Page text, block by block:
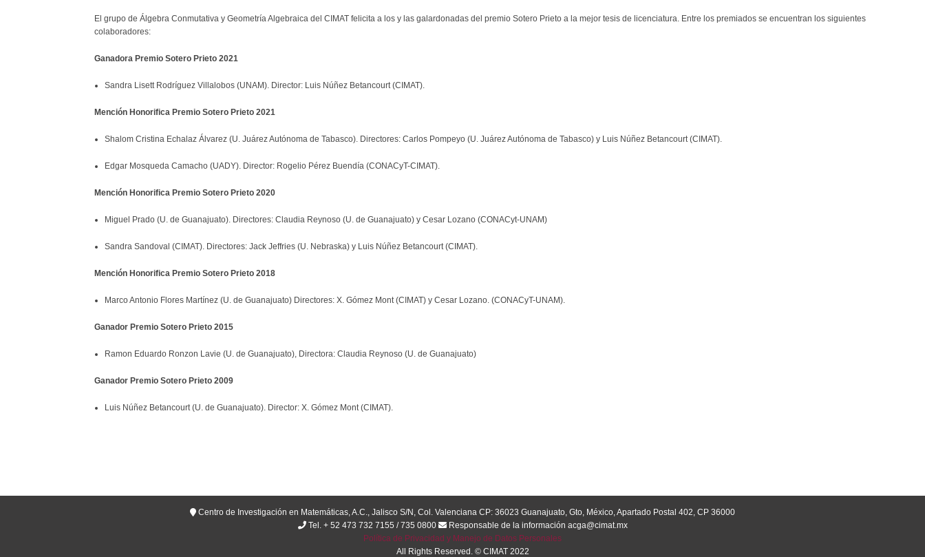
El grupo de Álgebra Conmutativa y Geometría Algebraica del CIMAT felicita a los y las galardonadas del premio Sotero Prieto a la mejor tesis de licenciatura. Entre los premiados se encuentran los siguientes
colaboradores:
Ganadora Premio Sotero Prieto 2021
Sandra Lisett Rodríguez Villalobos (UNAM). Director: Luis Núñez Betancourt (CIMAT).
Mención Honorifica Premio Sotero Prieto 2021
Shalom Cristina Echalaz Álvarez (U. Juárez Autónoma de Tabasco). Directores: Carlos Pompeyo (U. Juárez Autónoma de Tabasco) y Luis Núñez Betancourt (CIMAT).
Edgar Mosqueda Camacho (UADY). Director: Rogelio Pérez Buendía (CONACyT-CIMAT).
Mención Honorifica Premio Sotero Prieto 2020
Miguel Prado (U. de Guanajuato). Directores: Claudia Reynoso (U. de Guanajuato) y Cesar Lozano (CONACyt-UNAM)
Sandra Sandoval (CIMAT). Directores: Jack Jeffries (U. Nebraska) y Luis Núñez Betancourt (CIMAT).
Mención Honorifica Premio Sotero Prieto 2018
Marco Antonio Flores Martínez (U. de Guanajuato) Directores: X. Gómez Mont (CIMAT) y Cesar Lozano. (CONACyT-UNAM).
Ganador Premio Sotero Prieto 2015
Ramon Eduardo Ronzon Lavie (U. de Guanajuato), Directora: Claudia Reynoso (U. de Guanajuato)
Ganador Premio Sotero Prieto 2009
Luis Núñez Betancourt (U. de Guanajuato). Director: X. Gómez Mont (CIMAT).
Centro de Investigación en Matemáticas, A.C., Jalisco S/N, Col. Valenciana CP: 36023 Guanajuato, Gto, México, Apartado Postal 402, CP 36000
Tel. + 52 473 732 7155 / 735 0800
Responsable de la información acga@cimat.mx
Política de Privacidad y Manejo de Datos Personales
All Rights Reserved. © CIMAT 2022